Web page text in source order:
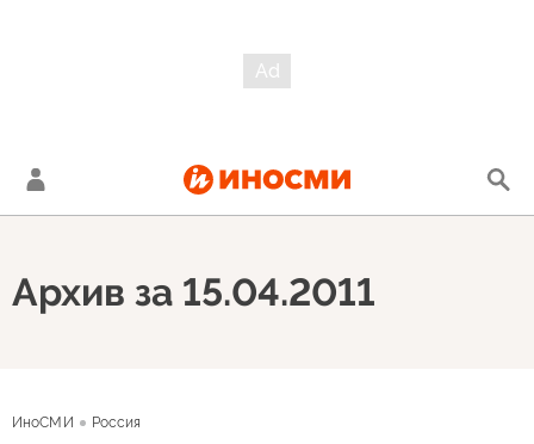
Архив за 15.04.2011
ИноСМИ Россия